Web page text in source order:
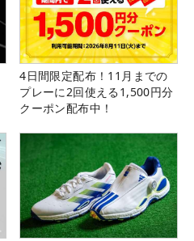
4日間限定配布！11月までの
プレーに2回使える1,500円分
クーポン配布中！